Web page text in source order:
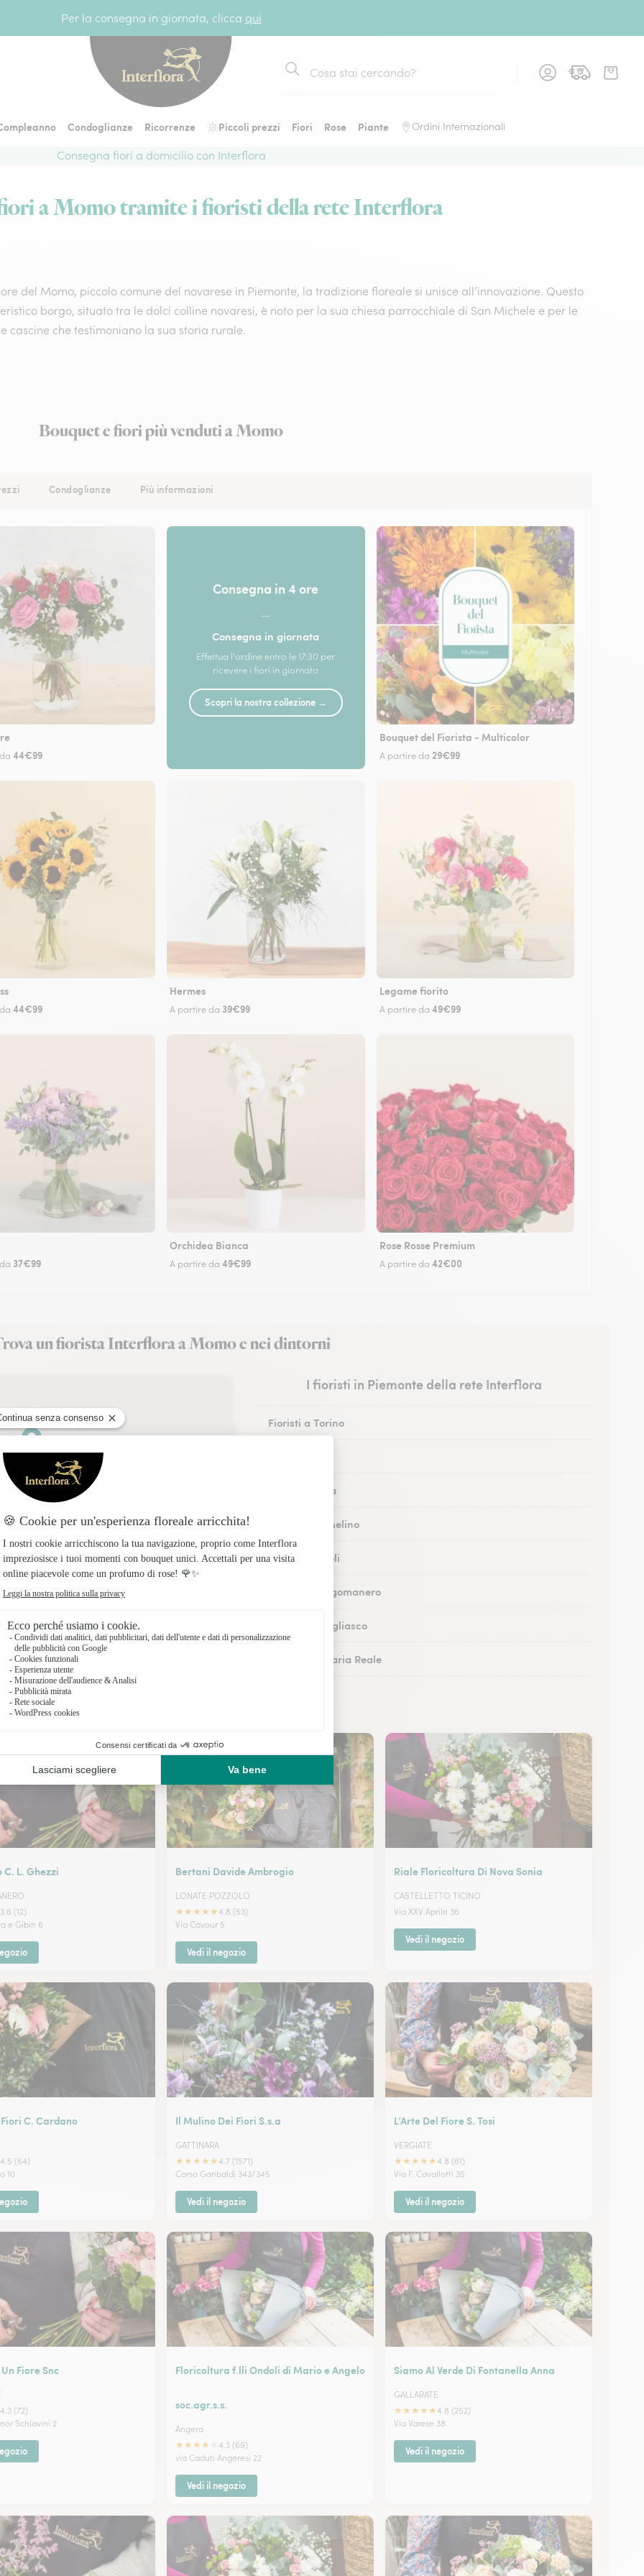
Per la consegna in giornata, clicca qui
Cerca
Condoglianze Ricorrenze Piccoli prezzi Fiori Rose Piante Ordini Internazionali
Consegna fiori a domicilio con Interflora
a Momo tramite i fioristi della rete Interflora
del Momo, piccolo comune del novarese in Piemonte, la tradizione floreale si unisce all’innovazione. Questo
borgo, situato tra le dolci colline novaresi, è noto per la sua chiesa parrocchiale di San Michele e per le
cascine che testimoniano la sua storia rurale.
Bouquet e fiori più venduti a Momo
Condoglianze Più informazioni
44€99
Consegna in 4 ore
—
Consegna in giornata
Effettua l'ordine entro le 17:30 per
ricevere i fiori in giornata
Scopri la nostra collezione →
Bouquet del Fiorista - Multicolor
A partire da 29€99
44€99
Hermes
A partire da 39€99
Legame fiorito
A partire da 49€99
37€99
Orchidea Bianca
A partire da 49€99
Rose Rosse Premium
A partire da 42€00
un fiorista Interflora a Momo e nei dintorni
I fioristi in Piemonte della rete Interflora
Fioristi a Torino
Fioristi a Alba
Fioristi a Nichelino
Fioristi a Rivoli
Fioristi a Borgomanero
Fioristi a Grugliasco
Fioristi a Venaria Reale
L. Ghezzi
3.6 (12)
e Gibin 6
Bertani Davide Ambrogio
LONATE POZZOLO
★★★★★4.8 (53)
Via Cavour 5
Vedi il negozio
Riale Floricoltura Di Nova Sonia
CASTELLETTO TICINO
Via XXV Aprile 36
Vedi il negozio
C. Cardano
4.5 (64)
10
Il Mulino Dei Fiori S.s.a
GATTINARA
★★★★★4.7 (1571)
Corso Garibaldi 343/345
Vedi il negozio
L’Arte Del Fiore S. Tosi
VERGIATE
★★★★★4.8 (61)
Via F. Cavallotti 35
Vedi il negozio
Fiore Snc
4.3 (72)
Schiavini 2
Floricoltura f.lli Ondoli di Mario e Angelo
soc.agr.s.s.
Angera
★★★★
4.3 (69)
via Caduti Angeresi 22
Vedi il negozio
Siamo Al Verde Di Fontanella Anna
GALLARATE
★★★★★4.8 (252)
Via Varese 38
Vedi il negozio